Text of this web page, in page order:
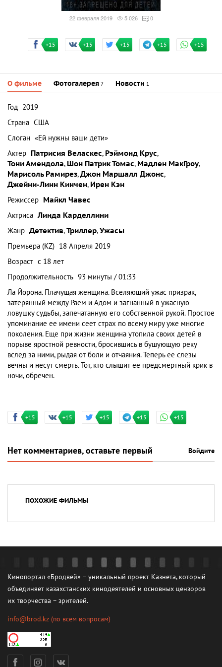
22 февраля 2019 5 026 0
+15 +15 +15 +15 +15
О фильме Фотогалерея 7 Новости 1
Год 2019
Страна США
Слоган «Ей нужны ваши дети»
Актер Патрисия Веласкес, Рэймонд Крус,
Тони Амендола, Шон Патрик Томас, Мадлен МакГроу,
Марисоль Рамирез,Джон Маршалл Джонс,
Джейни-Линн Кинчен, Ирен Кэн
Режиссер Майкл Чавес
Актриса Линда Карделлини
Жанр Детектив,Триллер,Ужасы
Премьера (KZ) 18 Апреля 2019
Возраст с 18 лет
Продолжительность 93 минуты / 01:33
Ла Йорона. Плачущая женщина. Вселяющий ужас призрак,
затерянный между Раем и Адом и загнанный в ужасную
ловушку судьбы, запечатанную его собственной рукой. Простое
упоминание ее имени сеет страх по всему миру уже многие
поколения. Еще при жизни женщина утопила своих детей в
порыве яростной ревности, бросившись в бушующую реку
вслед за ними, рыдая от боли и отчаяния. Теперь ее слезы
вечны и несут смерть. Тот, кто слышит ее предсмертный крик в
ночи, обречен.
+15 +15 +15 +15 +15
Нет комментариев, оставьте первый Войдите
ПОХОЖИЕ ФИЛЬМЫ
Кинопортал «Бродвей» – уникальный проект Казнета, который
объединяет казахстанских кинодеятелей и основных цензоров
их творчества – зрителей.
info@brod.kz (по всем вопросам)